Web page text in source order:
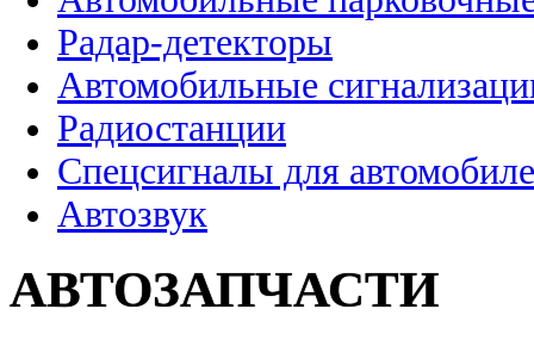
Радар-детекторы
Автомобильные
Радиостанции
Спецсигналы для
Автозвук
АВТОЗАПЧАСТИ